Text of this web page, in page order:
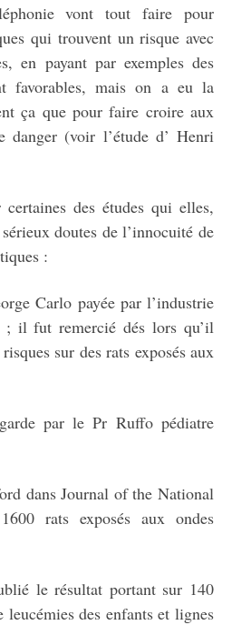
vont tout faire pour
qui trouvent un risque avec
en payant par exemples des
favorables, mais on a eu la
ça que pour faire croire aux
danger (voir l’étude d’ Henri
des études qui elles,
doutes de l’innocuité de
:
Carlo payée par l’industrie
; il fut remercié dés lors qu’il
sur des rats exposés aux
par le Pr Ruffo pédiatre
dans Journal of the National
rats exposés aux ondes
le résultat portant sur 140
des enfants et lignes